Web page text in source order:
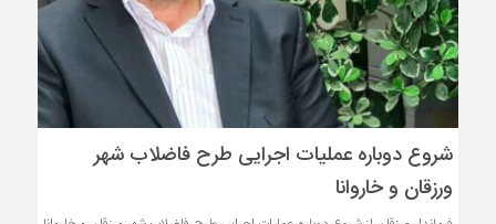
شروع دوباره عملیات اجرایی طرح فاضلاب شهر
ورزقان و خاروانا